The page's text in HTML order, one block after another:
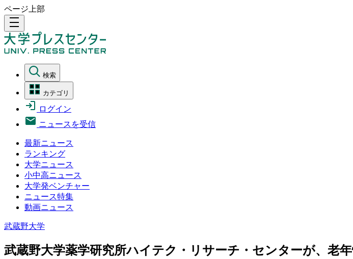
ページ上部
density_medium
検索
カテゴリ
ログイン
ニュースを受信
最新ニュース
ランキング
大学ニュース
小中高ニュース
大学発ベンチャー
ニュース特集
動画ニュース
武蔵野大学
武蔵野大学薬学研究所ハイテク・リサーチ・センターが、老